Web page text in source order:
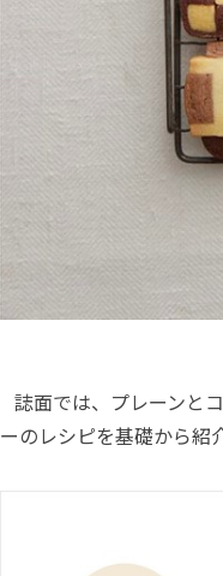
誌面では、プレーンと
ーのレシピを基礎から紹